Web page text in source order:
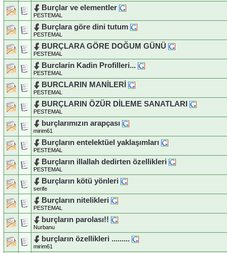
Burçlar ve elementler
PESTEMAL
Burçlara göre dini tutum
PESTEMAL
BURÇLARA GÖRE DOĞUM GÜNÜ
PESTEMAL
Burclarin Kadin Profilleri...
PESTEMAL
BURCLARIN MANİLERİ
PESTEMAL
BURÇLARIN ÖZÜR DİLEME SANATLARI
PESTEMAL
burçlarımızın arapçası
mirim61
Burçların entelektüel yaklaşımları
PESTEMAL
Burçların illallah dedirten özellikleri
PESTEMAL
Burçların kötü yönleri
serife
Burçların nitelikleri
PESTEMAL
burçların parolası!!
Nurbanu
burçların özellikleri .........
mirim61